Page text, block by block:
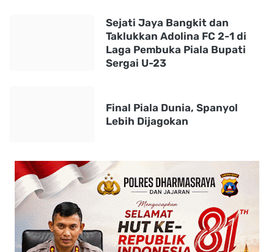
Sejati Jaya Bangkit dan
Taklukkan Adolina FC 2-1 di
Laga Pembuka Piala Bupati
Sergai U-23
Final Piala Dunia, Spanyol
Lebih Dijagokan